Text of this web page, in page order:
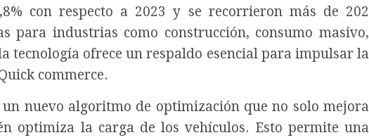
con respecto a 2023 y se recorrieron más de 202
para industrias como construcción, consumo masivo,
tecnología ofrece un respaldo esencial para impulsar la
commerce.
nuevo algoritmo de optimización que no solo mejora
optimiza la carga de los vehículos. Esto permite una